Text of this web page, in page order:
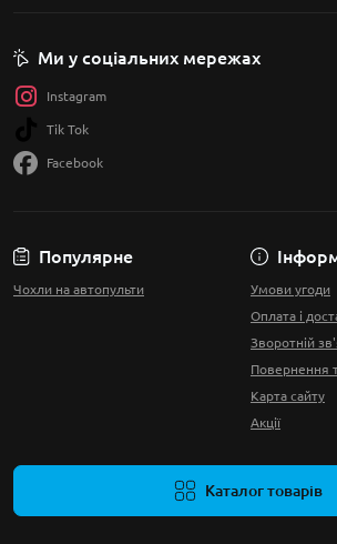
Популярне
Чохли на автопульти
Умови угоди
Оплата і
Зворотній
Повернення
Карта сайту
Акції
Каталог товарів
Ми у соціальних мережах
Instagram
Tik Tok
Facebook